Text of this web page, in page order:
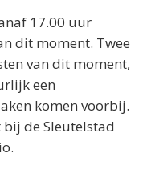
17.00 uur
dit moment. Twee
van dit moment,
een
komen voorbij.
de Sleutelstad